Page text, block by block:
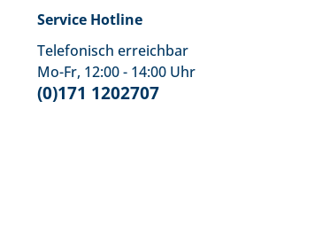
Service Hotline
Telefonisch erreichbar
Mo-Fr, 12:00 - 14:00 Uhr
(0)171 1202707